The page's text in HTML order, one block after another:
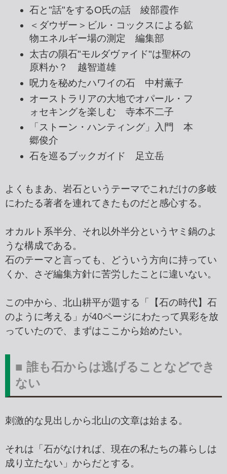
石と"話"をするO氏の話 綾部霞作
＜ダウザー＞ビル・コックスによる鉱
物エネルギー場の測定 編集部
太古の隕石"モルダヴァイド"は聖杯の
原料か？ 越智道雄
呪力を秘めたハワイの石 中村薫子
オーストラリアの大地でオパール・フ
ォセキングを楽しむ 寺本不二子
「ストーン・ハンティング」入門 本
郷俊介
石を巡るブックガイド 足立岳
よくもまあ、岩石というテーマでこれだけの多岐
にわたる著者を連れてきたものだと感心する。
オカルト系半分、それ以外半分というヤミ鍋のよ
うな構成である。
石のテーマと言っても、どういう方向に持ってい
くか、さぞ編集方針に苦労したことに違いない。
この中から、北山耕平が題する「【石の時代】石
のように考える」が40ページにわたって異彩を放
っていたので、まずはここから始めたい。
■ 誰も石からは逃げることなどでき
ない
刺激的な見出しから北山の文章は始まる。
それは「石がなければ、現在の私たちの暮らしは
成り立たない」からだとする。